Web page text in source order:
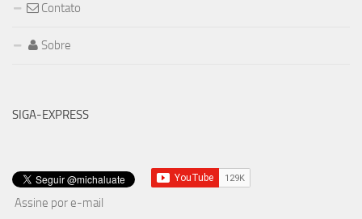
Contato
Sobre
SIGA-EXPRESS
Assine por e-mail